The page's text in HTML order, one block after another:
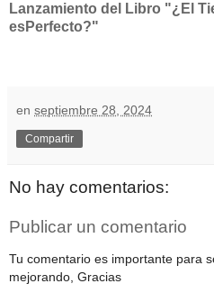
Lanzamiento del Libro "¿El
esPerfecto?"
en septiembre 28, 2024
Compartir
No hay comentarios:
Publicar un comentario
Tu comentario es importante para
mejorando, Gracias